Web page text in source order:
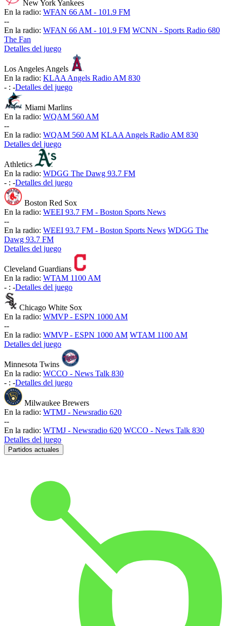
New York Yankees
En la radio: WFAN 66 AM - 101.9 FM
--
En la radio: WFAN 66 AM - 101.9 FM WCNN - Sports Radio 680
The Fan
Detalles del juego
Los Angeles Angels
En la radio: KLAA Angels Radio AM 830
- : -Detalles del juego
Miami Marlins
En la radio: WQAM 560 AM
--
En la radio: WQAM 560 AM KLAA Angels Radio AM 830
Detalles del juego
Athletics
En la radio: WDGG The Dawg 93.7 FM
- : -Detalles del juego
Boston Red Sox
En la radio: WEEI 93.7 FM - Boston Sports News
--
En la radio: WEEI 93.7 FM - Boston Sports News WDGG The
Dawg 93.7 FM
Detalles del juego
Cleveland Guardians
En la radio: WTAM 1100 AM
- : -Detalles del juego
Chicago White Sox
En la radio: WMVP - ESPN 1000 AM
--
En la radio: WMVP - ESPN 1000 AM WTAM 1100 AM
Detalles del juego
Minnesota Twins
En la radio: WCCO - News Talk 830
- : -Detalles del juego
Milwaukee Brewers
En la radio: WTMJ - Newsradio 620
--
En la radio: WTMJ - Newsradio 620 WCCO - News Talk 830
Detalles del juego
Partidos actuales